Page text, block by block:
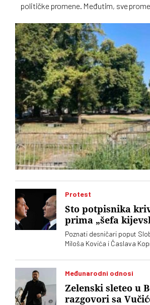
političke promene. Međutim, sve
„Ćacilend” još uvek okupira
Protest
Sto potpisnika
prima „šefa
Poznati desničari poput
Miloša Kovića i Časlava
Ukrajine Volodimira
Međunarodni odnosi
Zelenski sleteo u
razgovori sa